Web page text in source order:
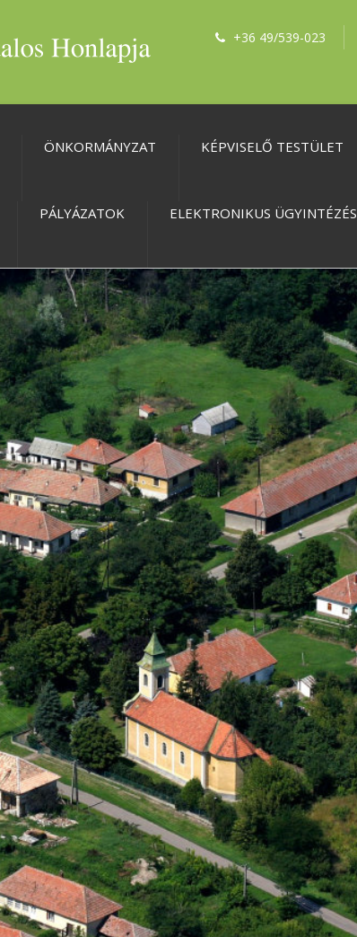
+36 49/539-023
ÖNKORMÁNYZAT KÉPVISELŐ TESTÜLET
PÁLYÁZATOK ELEKTRONIKUS ÜGYINTÉZÉS